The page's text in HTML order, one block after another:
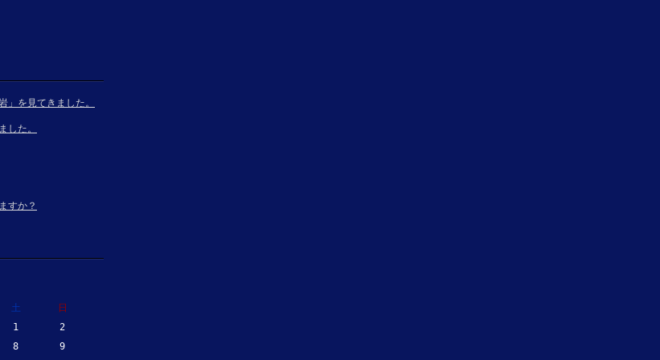
」を見てきました。
した。
すか？
土
日
1
2
8 9